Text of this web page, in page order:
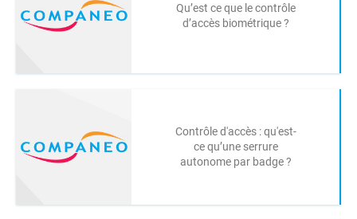
Qu’est ce que le contrôle
d’accès biométrique ?
Contrôle d'accès : qu'est-
ce qu’une serrure
autonome par badge ?